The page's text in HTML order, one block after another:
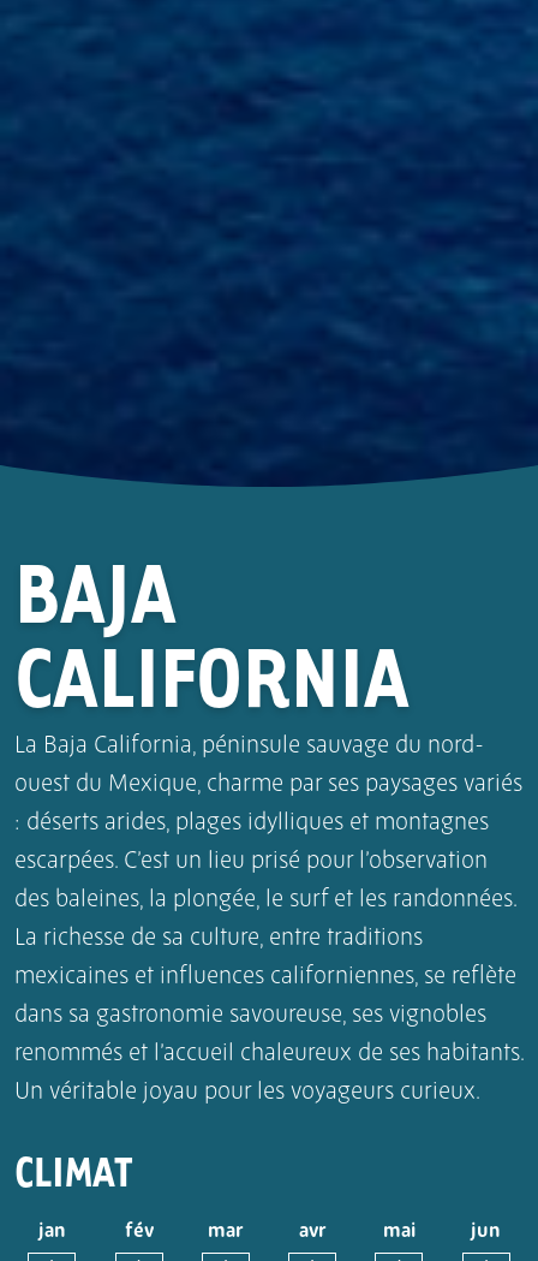
BAJA
CALIFORNIA
La Baja California, péninsule sauvage du nord-
ouest du Mexique, charme par ses paysages variés
: déserts arides, plages idylliques et montagnes
escarpées. C’est un lieu prisé pour l’observation
des baleines, la plongée, le surf et les randonnées.
La richesse de sa culture, entre traditions
mexicaines et influences californiennes, se reflète
dans sa gastronomie savoureuse, ses vignobles
renommés et l’accueil chaleureux de ses habitants.
Un véritable joyau pour les voyageurs curieux.
CLIMAT
jan fév mar avr mai jun